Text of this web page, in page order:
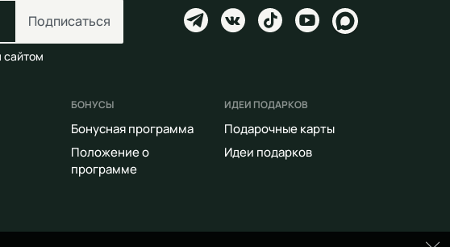
Подписаться
сайтом
БОНУСЫ
Бонусная программа
Положение о
программе
ИДЕИ ПОДАРКОВ
Подарочные карты
Идеи подарков